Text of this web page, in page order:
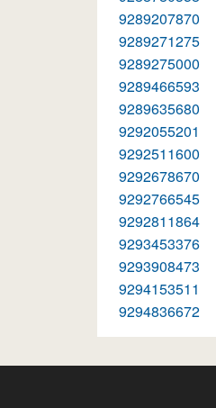
9289207870
9289271275
9289275000
9289466593
9289635680
9292055201
9292511600
9292678670
9292766545
9292811864
9293453376
9293908473
9294153511
9294836672